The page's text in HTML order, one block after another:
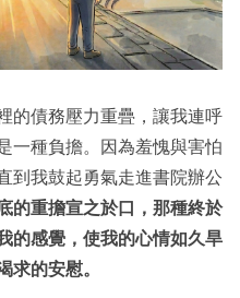
的債務壓力重疊，讓我連呼
一種負擔。因為羞愧與害怕
到我鼓起勇氣走進書院辦公
的重擔宣之於口，那種終於
的感覺，使我的心情如久旱
的安慰。